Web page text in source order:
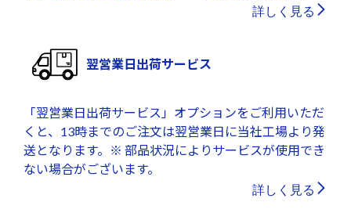
詳しく見る
翌営業日出荷サービス
「翌営業日出荷サービス」オプションをご利用いただ
くと、13時までのご注文は翌営業日に当社工場より発
送となります。※ 部品状況によりサービスが使用でき
ない場合がございます。
詳しく見る